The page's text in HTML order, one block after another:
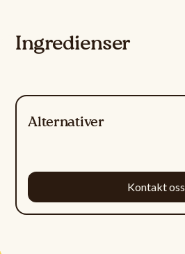
Ingredienser
Alternativer
Kontakt oss